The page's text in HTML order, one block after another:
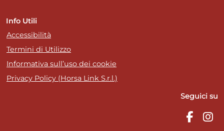
Info Utili
Accessibilità
Termini di Utilizzo
Informativa sull’uso dei cookie
Privacy Policy (Horsa Link S.r.l.)
Seguici su